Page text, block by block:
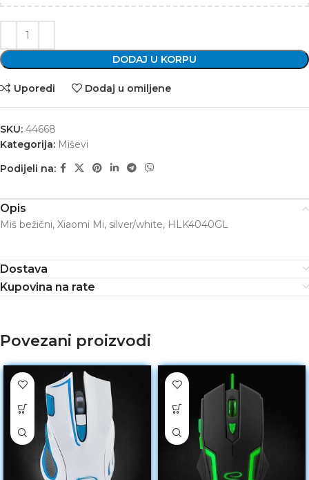
DODAJ U KORPU
Uporedi Dodaj u omiljene
SKU: 44668
Kategorija: Miševi
Podijeli na:
Opis
Miš bežični, Xiaomi Mi, silver/white, HLK4040GL
Dostava
Kupovina na rate
Povezani proizvodi